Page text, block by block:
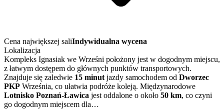
Cena największej saliIndywidualna wycena
Lokalizacja
Kompleks Ignasiak we Wrześni położony jest w dogodnym miejscu,
z łatwym dostępem do głównych punktów transportowych.
Znajduje się zaledwie 15 minut jazdy samochodem od Dworzec
PKP Września, co ułatwia podróże koleją. Międzynarodowe
Lotnisko Poznań-Ławica jest oddalone o około 50 km, co czyni
go dogodnym miejscem dla…